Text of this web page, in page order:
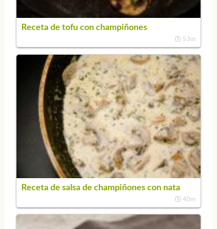
Receta de tofu con champiñones
53m
Receta de salsa de champiñones con nata
40m